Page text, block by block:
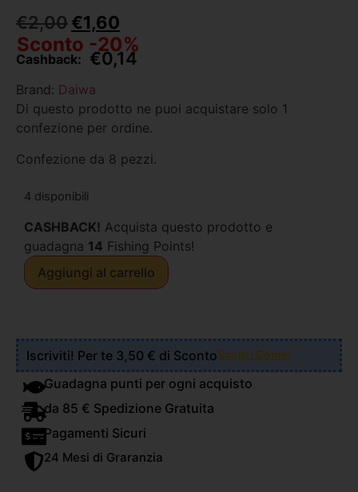
€2,00€1,60
Sconto -20%
Cashback: €0,14
Brand: Daiwa
Di questo prodotto ne puoi acquistare solo 1
confezione per ordine.
Confezione da 8 pezzi.
4 disponibili
CASHBACK! Acquista questo prodotto e
guadagna 14 Fishing Points!
Aggiungi al carrello
Iscriviti! Per te 3,50 € di ScontoScopri Come!
Guadagna punti per ogni acquisto
da 85 € Spedizione Gratuita
Pagamenti Sicuri
24 Mesi di Graranzia